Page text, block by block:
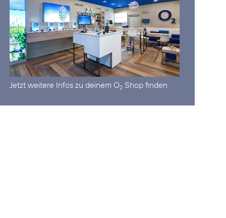
Jetztweitere Infos zu deinem O2 Shop finden